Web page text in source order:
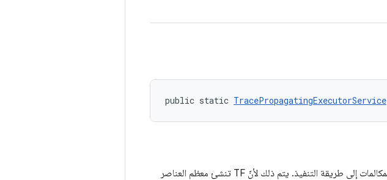
public static TracePropagatingExecutorService
يُرجى العِلم أنّ عملية التتبُّع النشطة التي يتم نقلها إلى المهام هي تلك النشطة في المكالمات إلى طريقة التنفيذ. يتم ذلك لأنّ TF تنشئ معظم العناصر